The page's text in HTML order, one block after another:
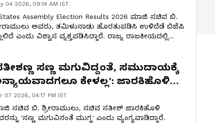
ಬಿಜೆಪಿಗೆ ಸ್ಪಷ್ಟ ಗೆಲುವು: ಬಿ.
04 2026, 09:14 AM IST
Assembly Election Results 2026 ಮಾಜಿ ಸಚಿವ ಬಿ.
ಅವರು, ತಮಿಳುನಾಡು ಹೊರತುಪಡಿಸಿ ಉಳಿದೆಡೆ ಬಿಜೆಪಿ
ಎಂದು ವಿಶ್ವಾಸ ವ್ಯಕ್ತಪಡಿಸಿದ್ದಾರೆ. ರಾಜ್ಯ ರಾಜಕೀಯದಲ್ಲಿ
ಸಣ್ಣ ಮಗುವಿದ್ದಂತೆ, ಸಮುದಾಯಕ್ಕೆ
ಕೇಳಲ್ಲ': ಜಾರಕಿಹೊಳಿ
ಶ್ರೀರಾಮುಲು ವಾಗ್ದಾಳಿ!
07 2026, 04:17 PM IST
ಸಚಿವ ಬಿ. ಶ್ರೀರಾಮುಲು, ಸಚಿವ ಸತೀಶ್ ಜಾರಕಿಹೊಳಿ
'ಸಣ್ಣ ಮಗುವಿನಂತೆ ಮುಗ್ಧ' ಎಂದು ವ್ಯಂಗ್ಯವಾಡಿದ್ದಾರೆ.